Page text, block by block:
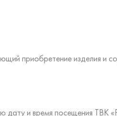
приобретение изделия и
дату и время посещения ТВК